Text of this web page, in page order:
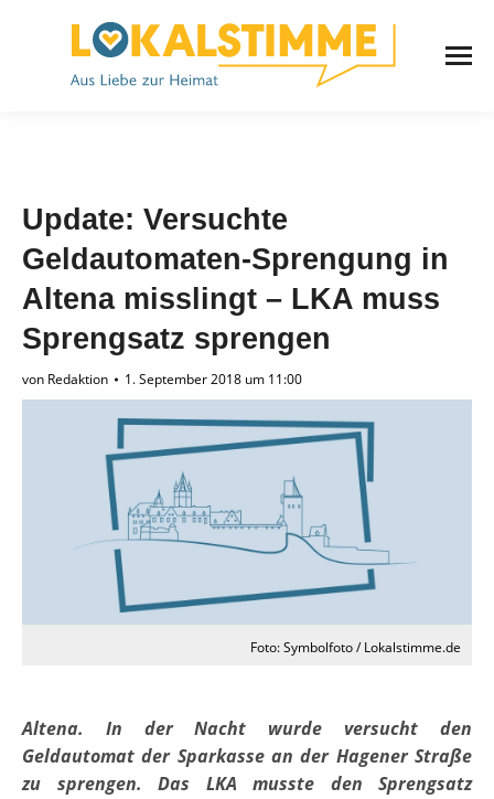
Update: Versuchte
Geldautomaten-Sprengung in
Altena misslingt – LKA muss
Sprengsatz sprengen
von Redaktion 1. September 2018 um 11:00
Foto: Symbolfoto / Lokalstimme.de
Altena. In der Nacht wurde versucht den
Geldautomat der Sparkasse an der Hagener Straße
zu sprengen.
Das LKA musste den Sprengsatz